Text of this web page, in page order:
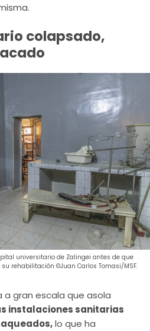
colapsado,
universitario de Zalingei antes de que
rehabilitación ©Juan Carlos Tomasi/MSF.
a gran escala que asola
instalaciones sanitarias
lo que ha